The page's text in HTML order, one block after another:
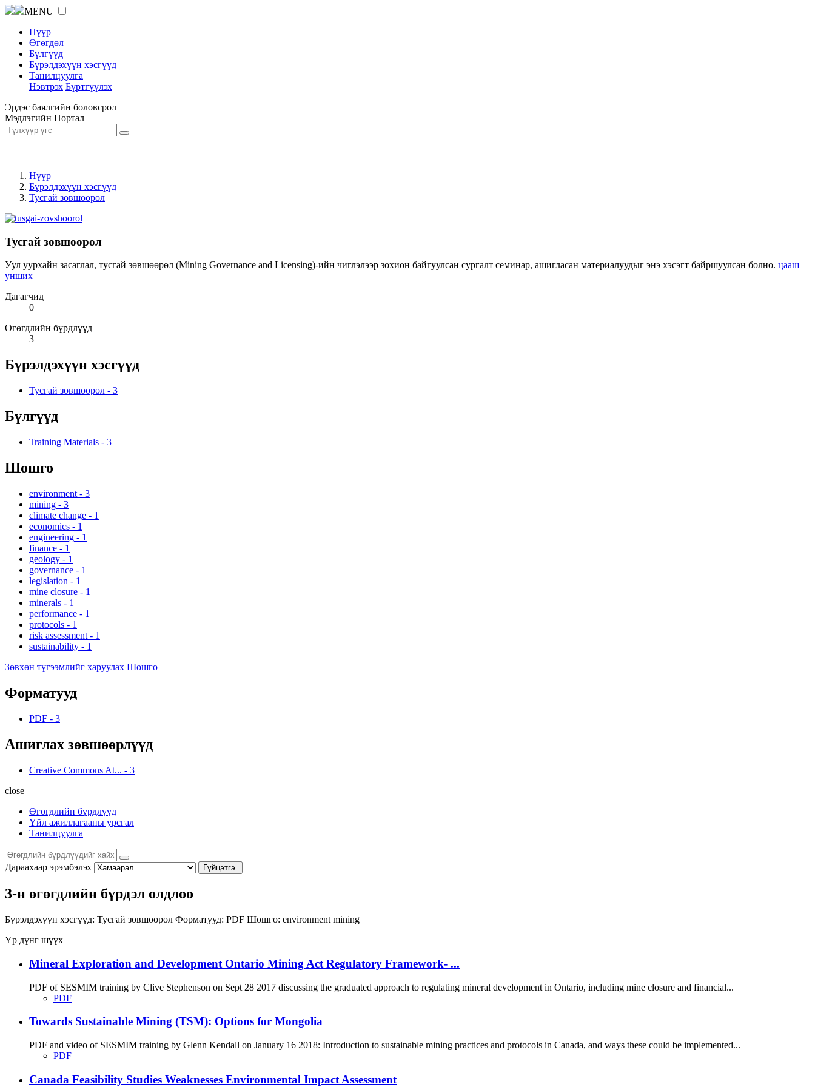
MENU
Нүүр
Өгөгдөл
Бүлгүүд
Бүрэлдэхүүн хэсгүүд
Танилцуулга
Нэвтрэх Бүртгүүлэх
Эрдэс баялгийн боловсрол
Мэдлэгийн Портал
Нүүр
Бүрэлдэхүүн хэсгүүд
Тусгай зөвшөөрөл
Тусгай зөвшөөрөл
Уул уурхайн засаглал, тусгай зөвшөөрөл (Mining Governance and Licensing)-ийн чиглэлээр зохион байгуулсан сургалт семинар, ашигласан материалуудыг энэ хэсэгт байршуулсан болно. цааш
унших
Дагагчид
0
Өгөгдлийн бүрдлүүд
3
Бүрэлдэхүүн хэсгүүд
Тусгай зөвшөөрөл - 3
Бүлгүүд
Training Materials - 3
Шошго
environment - 3
mining - 3
climate change - 1
economics - 1
engineering - 1
finance - 1
geology - 1
governance - 1
legislation - 1
mine closure - 1
minerals - 1
performance - 1
protocols - 1
risk assessment - 1
sustainability - 1
Зөвхөн түгээмлийг харуулах Шошго
Форматууд
PDF - 3
Ашиглах зөвшөөрлүүд
Creative Commons At... - 3
close
Өгөгдлийн бүрдлүүд
Үйл ажиллагааны урсгал
Танилцуулга
Дараахаар эрэмбэлэх Гүйцэтгэ.
3-н өгөгдлийн бүрдэл олдлоо
Бүрэлдэхүүн хэсгүүд: Тусгай зөвшөөрөл Форматууд: PDF Шошго: environment mining
Үр дүнг шүүх
Mineral Exploration and Development Ontario Mining Act Regulatory Framework- ...
PDF of SESMIM training by Clive Stephenson on Sept 28 2017 discussing the graduated approach to regulating mineral development in Ontario, including mine closure and financial...
PDF
Towards Sustainable Mining (TSM): Options for Mongolia
PDF and video of SESMIM training by Glenn Kendall on January 16 2018: Introduction to sustainable mining practices and protocols in Canada, and ways these could be implemented...
PDF
Canada Feasibility Studies Weaknesses Environmental Impact Assessment